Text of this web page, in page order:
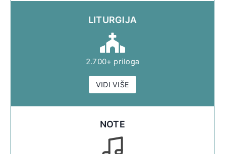
LITURGIJA
2.700+ priloga
VIDI VIŠE
NOTE